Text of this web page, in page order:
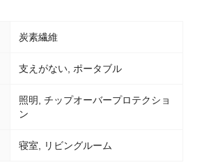
炭素繊維
支えがない, ポータブル
照明, チップオーバープロテクショ
ン
寝室, リビングルーム